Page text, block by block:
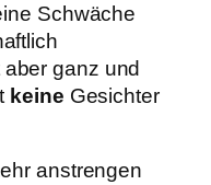
Schwäche
aber ganz und
keine Gesichter
anstrengen